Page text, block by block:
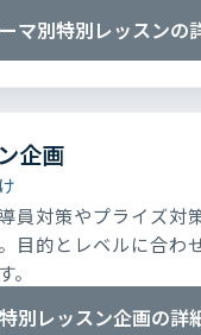
マ別特別レッスンの
企画
員対策やプライズ対
目的とレベルに合わ
特別レッスン企画の詳